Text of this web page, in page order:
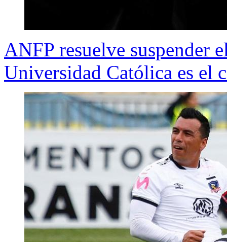
ANFP resuelve suspender
Universidad Católica es el